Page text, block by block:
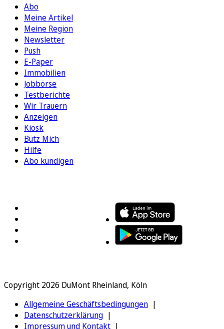
Abo
Meine Artikel
Meine Region
Newsletter
Push
E-Paper
Immobilien
Jobbörse
Testberichte
Wir Trauern
Anzeigen
Kiosk
Bütz Mich
Hilfe
Abo kündigen
Copyright 2026 DuMont Rheinland, Köln
Allgemeine Geschäftsbedingungen
Datenschutzerklärung
Impressum und Kontakt